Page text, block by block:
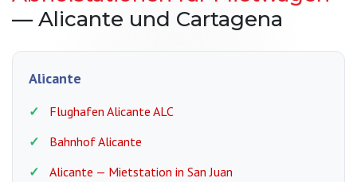
— Alicante und Cartagena
Alicante
Flughafen Alicante ALC
Bahnhof Alicante
Alicante — Mietstation in San Juan